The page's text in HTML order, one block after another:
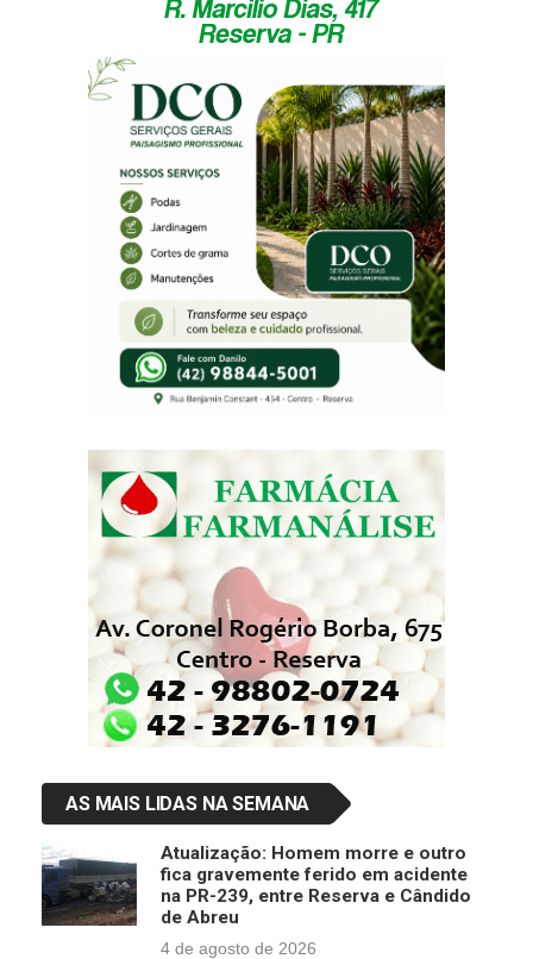
AS MAIS LIDAS NA SEMANA
Atualização: Homem morre e outro
fica gravemente ferido em acidente
na PR-239, entre Reserva e Cândido
de Abreu
4 de agosto de 2026